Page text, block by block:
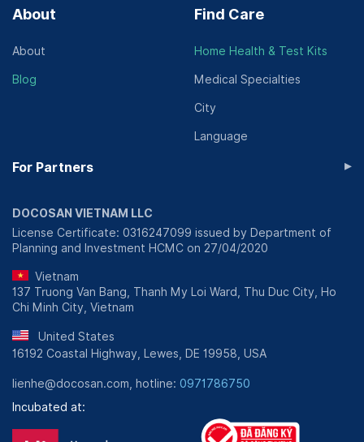
About
About
Blog
Find Care
Home Health & Test Kits
Medical Specialties
City
Language
For Partners ▸
DOCOSAN VIETNAM LLC
License Certificate: 0316247099 issued by Department of
Planning and Investment HCMC on 27/04/2020
Vietnam
137 Truong Van Bang, Thanh My Loi Ward, Thu Duc City, Ho
Chi Minh City, Vietnam
United States
16192 Coastal Highway, Lewes, DE 19958, USA
lienhe@docosan.com, hotline: 0971786750
Incubated at: